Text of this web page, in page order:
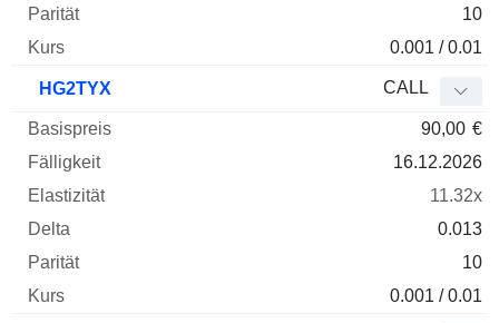
10
0.001 / 0.01
HG2TYX CALL
90,00 €
16.12.2026
11.32x
0.013
10
0.001 / 0.01